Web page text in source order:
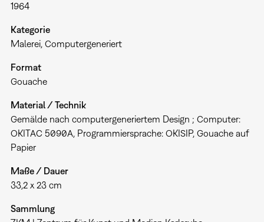
1964
Kategorie
Malerei Computergeneriert
Format
Gouache
Material / Technik
Gemälde nach computergeneriertem Design ; Computer:
OKITAC 5090A, Programmiersprache: OKISIP, Gouache auf
Papier
Maße / Dauer
33,2 x 23 cm
Sammlung